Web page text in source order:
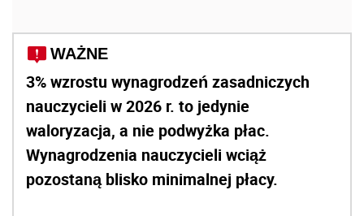
WAŻNE
3% wzrostu wynagrodzeń zasadniczych
nauczycieli w 2026 r. to jedynie
waloryzacja, a nie podwyżka płac.
Wynagrodzenia nauczycieli wciąż
pozostaną blisko minimalnej płacy.